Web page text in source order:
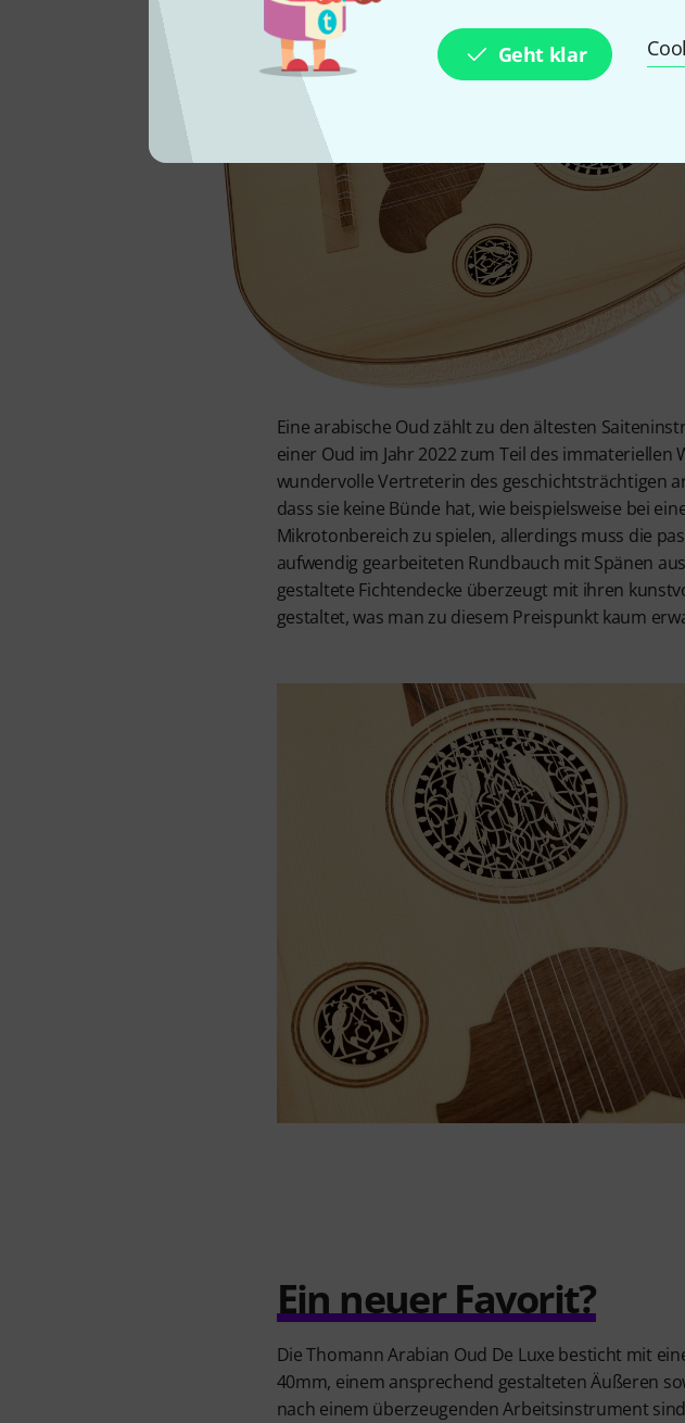
Geht klar
Eine arabische Oud zählt zu den ältesten
einer Oud im Jahr 2022 zum Teil des
wundervolle Vertreterin des geschichtsträchtigen
dass sie keine Bünde hat, wie beispielsweise bei
Mikrotonbereich zu spielen, allerdings muss die
aufwendig gearbeiteten Rundbauch mit Spänen
gestaltete Fichtendecke überzeugt mit ihren
gestaltet, was man zu diesem Preispunkt kaum
Ein neuer Favorit?
Die Thomann Arabian Oud De Luxe besticht mit
40mm, einem ansprechend gestalteten Äußeren
nach einem überzeugenden Arbeitsinstrument